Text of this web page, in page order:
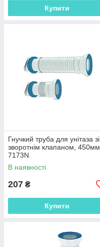
Купити
Гнучкий труба для унітаза зі
зворотнім клапаном, 450мм
7173N
В наявності
207 ₴
Купити